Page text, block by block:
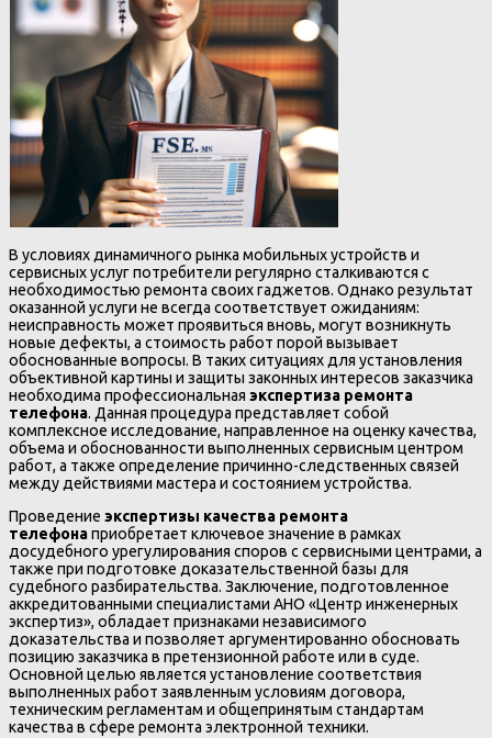
В условиях динамичного рынка мобильных устройств и
сервисных услуг потребители регулярно сталкиваются с
необходимостью ремонта своих гаджетов. Однако результат
оказанной услуги не всегда соответствует ожиданиям:
неисправность может проявиться вновь, могут возникнуть
новые дефекты, а стоимость работ порой вызывает
обоснованные вопросы. В таких ситуациях для установления
объективной картины и защиты законных интересов заказчика
необходима профессиональная экспертиза ремонта
телефона. Данная процедура представляет собой
комплексное исследование, направленное на оценку качества,
объема и обоснованности выполненных сервисным центром
работ, а также определение причинно-следственных связей
между действиями мастера и состоянием устройства.
Проведение экспертизы качества ремонта
телефонаприобретает ключевое значение в рамках
досудебного урегулирования споров с сервисными центрами, а
также при подготовке доказательственной базы для
судебного разбирательства. Заключение, подготовленное
аккредитованными специалистами АНО «Центр инженерных
экспертиз», обладает признаками независимого
доказательства и позволяет аргументированно обосновать
позицию заказчика в претензионной работе или в суде.
Основной целью является установление соответствия
выполненных работ заявленным условиям договора,
техническим регламентам и общепринятым стандартам
качества в сфере ремонта электронной техники.